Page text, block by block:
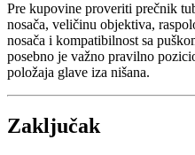
Pre kupovine proveriti prečnik
nosača, veličinu objektiva,
nosača i kompatibilnost sa
posebno je važno pravilno
položaja glave iza nišana.
Zaključak